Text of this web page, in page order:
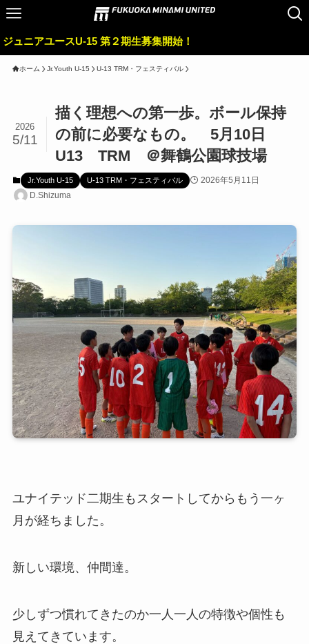
ースU-15 第２期生募集開始！
ホーム Jr.Youth U-15 U-13 TRM・フェスティバル
描く理想への第一歩。ボール保持
の前に必要なもの。 5月10日
U13 TRM ＠舞鶴公園球技場
2026
5/11
Jr.Youth U-15 U-13 TRM・フェスティバル
2026年5月11日
D.Shizuma
ユナイテッド二期生もスタートしてからもう一ヶ
月が経ちました。
新しい環境、仲間達。
少しずつ慣れてきたのか一人一人の特徴や個性も
見えてきています。